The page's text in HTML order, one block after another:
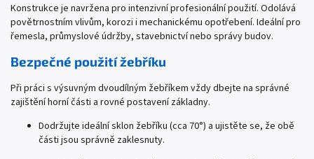
Konstrukce je navržena pro intenzivní profesionální použití. Odolává
povětrnostním vlivům, korozi i mechanickému opotřebení. Ideální pro
řemesla, průmyslové údržby, stavebnictví nebo správy budov.
Bezpečné použití žebříku
Při práci s výsuvným dvoudílným žebříkem vždy dbejte na správné
zajištění horní části a rovné postavení základny.
Dodržujte ideální sklon žebříku (cca 70°) a ujistěte se, že obě
části jsou správně zaklesnuty.